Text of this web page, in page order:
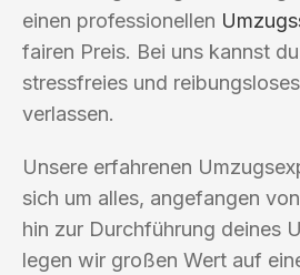
einen professionellen
fairen Preis. Bei uns kannst
stressfreies und
verlassen.
Unsere erfahrenen
sich um alles, angefangen
hin zur Durchführung deines
legen wir großen Wert auf